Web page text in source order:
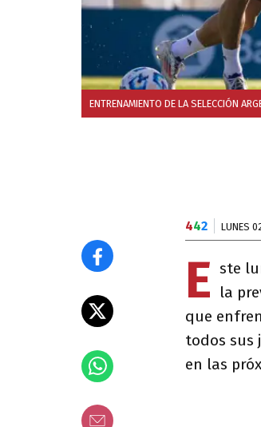
ENTRENAMIENTO DE LA SELECCIÓN
442 LUNES
E ste
la
que
todos sus
en las